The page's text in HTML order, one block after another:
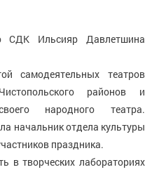
СДК Ильсияр Давлетшина
самодеятельных театров
районов и
народного театра.
начальник отдела культуры
праздника.
в творческих лабораториях